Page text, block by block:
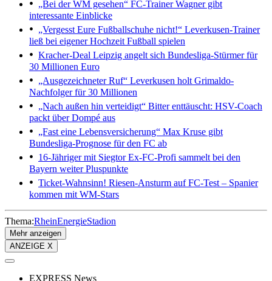
„Bei der WM gesehen“ FC-Trainer Wagner gibt
interessante Einblicke
„Vergesst Eure Fußballschuhe nicht!“ Leverkusen-Trainer
ließ bei eigener Hochzeit Fußball spielen
Kracher-Deal Leipzig angelt sich Bundesliga-Stürmer für
30 Millionen Euro
„Ausgezeichneter Ruf“ Leverkusen holt Grimaldo-
Nachfolger für 30 Millionen
„Nach außen hin verteidigt“ Bitter enttäuscht: HSV-Coach
packt über Dompé aus
„Fast eine Lebensversicherung“ Max Kruse gibt
Bundesliga-Prognose für den FC ab
16-Jähriger mit SiegtorEx-FC-Profi sammelt bei den
Bayern weiter Pluspunkte
Ticket-Wahnsinn! Riesen-Ansturm auf FC-Test – Spanier
kommen mit WM-Stars
Thema:RheinEnergieStadion
Mehr anzeigen
ANZEIGE X
EXPRESS News